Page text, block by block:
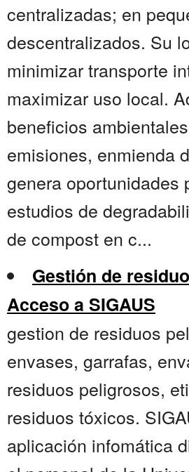
centralizadas; en
descentralizados. Su
minimizar transporte
maximizar uso local.
beneficios
emisiones, enmienda
genera oportunidades
estudios de
de compost en c...
Gestión de
Acceso a SIGAUS
gestion de residuos
envases, garrafas,
residuos peligrosos,
residuos tóxicos.
aplicación infomática